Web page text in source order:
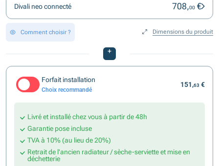
Divali neo connecté 708,00 €
Comment choisir ? Dimensions du produit
+
Forfait installation
Choix recommandé
151,63 €
Livré et installé chez vous à partir de 48h
Garantie pose incluse
TVA à 10% (au lieu de 20%)
Retrait de l'ancien radiateur / sèche-serviette et mise en
déchetterie